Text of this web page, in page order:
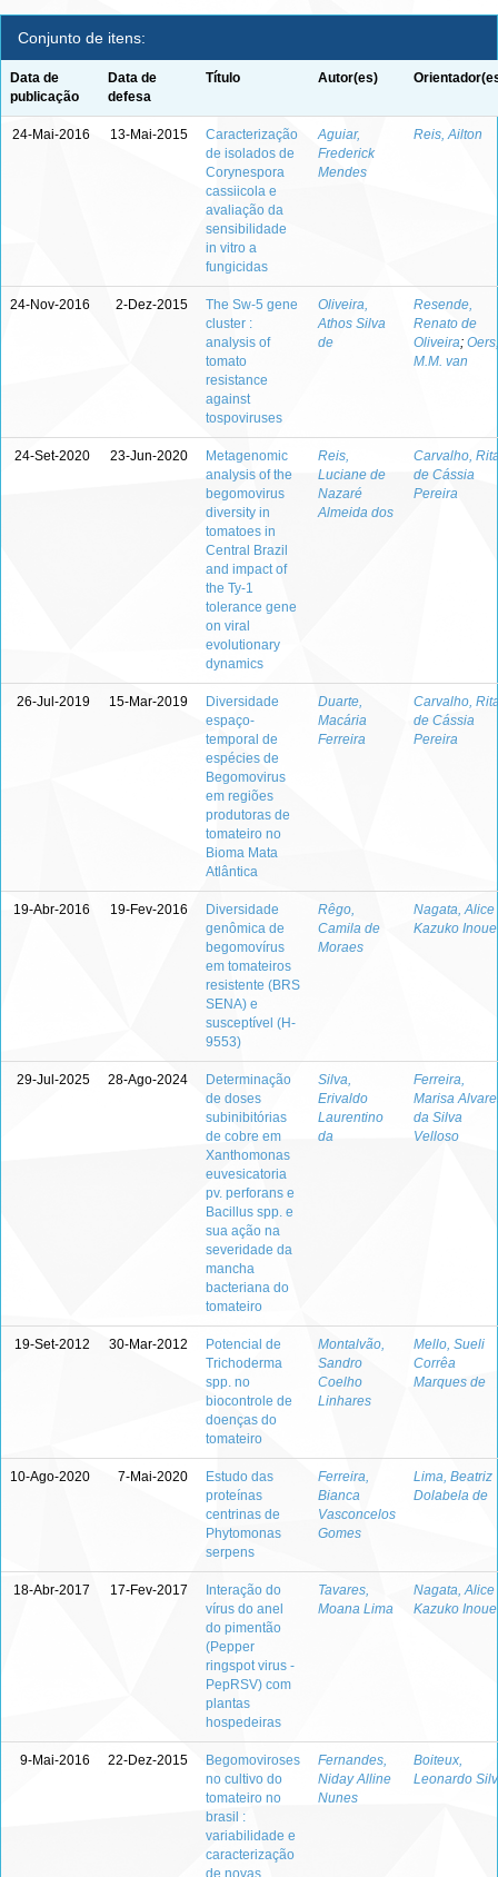
Conjunto de itens:
Data de
publicação
Data de
defesa
Título Autor(es)
24-Mai-2016 13-Mai-2015
Caracterização
de isolados de
Corynespora
cassiicola e
avaliação da
sensibilidade
in vitro a
fungicidas
Aguiar,
Frederick
Mendes
Reis, Ailton
24-Nov-2016 2-Dez-2015
The Sw-5 gene
cluster :
analysis of
tomato
resistance
against
tospoviruses
Oliveira,
Athos Silva
de
Resende,
Renato de
Oliveira; Oers,
M.M. van
24-Set-2020 23-Jun-2020
Metagenomic
analysis of the
begomovirus
diversity in
tomatoes in
Central Brazil
and impact of
the Ty-1
tolerance gene
on viral
evolutionary
dynamics
Reis,
Luciane de
Nazaré
Almeida dos
Carvalho,
de Cássia
Pereira
26-Jul-2019 15-Mar-2019
Diversidade
espaço-
temporal de
espécies de
Begomovirus
em regiões
produtoras de
tomateiro no
Bioma Mata
Atlântica
Duarte,
Macária
Ferreira
Carvalho,
de Cássia
Pereira
19-Abr-2016 19-Fev-2016
Diversidade
genômica de
begomovírus
em tomateiros
resistente (BRS
SENA) e
susceptível (H-
9553)
Rêgo,
Camila de
Moraes
Nagata, Alice
Kazuko Inoue
29-Jul-2025 28-Ago-2024
Determinação
de doses
subinibitórias
de cobre em
Xanthomonas
euvesicatoria
pv. perforans e
Bacillus spp. e
sua ação na
severidade da
mancha
bacteriana do
tomateiro
Silva,
Erivaldo
Laurentino
da
Ferreira,
Marisa
da Silva
Velloso
19-Set-2012 30-Mar-2012
Potencial de
Trichoderma
spp. no
biocontrole de
doenças do
tomateiro
Montalvão,
Sandro
Coelho
Linhares
Mello, Sueli
Corrêa
Marques de
10-Ago-2020 7-Mai-2020
Estudo das
proteínas
centrinas de
Phytomonas
serpens
Ferreira,
Bianca
Vasconcelos
Gomes
Lima, Beatriz
Dolabela de
18-Abr-2017 17-Fev-2017
Interação do
vírus do anel
do pimentão
(Pepper
ringspot virus -
PepRSV) com
plantas
hospedeiras
Tavares,
Moana Lima
Nagata, Alice
Kazuko Inoue
9-Mai-2016 22-Dez-2015
Begomoviroses
no cultivo do
tomateiro no
brasil :
variabilidade e
caracterização
de novas
Fernandes,
Niday Alline
Nunes
Boiteux,
Leonardo